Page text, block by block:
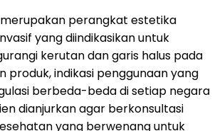
merupakan perangkat estetika
yang diindikasikan untuk
kerutan dan garis halus pada
produk, indikasi penggunaan yang
berbeda-beda di setiap negara
dianjurkan agar berkonsultasi
yang berwenang untuk